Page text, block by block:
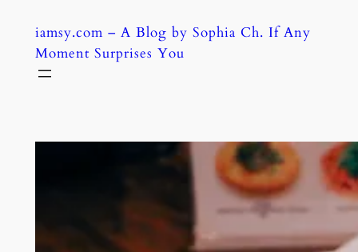
content
iamsy.com – A Blog by Sophia Ch. If Any
Moment Surprises You